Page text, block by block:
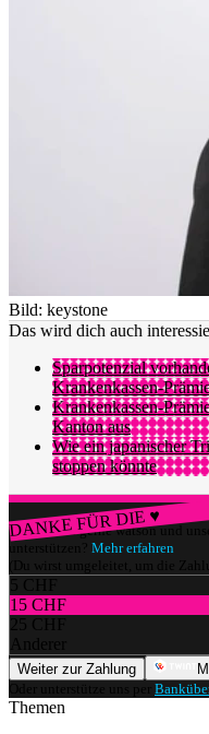
Bild: keystone
Das wird dich auch
Sparpotenzial
Krankenkassen-
Krankenkassen-
Kanton aus
Wie ein japanischer
stoppen könnte
DANKE FÜR DIE ♥
Würdest du gerne watson und
unterstützen? Mehr erfahren
(Du wirst umgeleitet, um die
5 CHF
15 CHF
25 CHF
Anderer
Weiter zur Zahlung
Oder unterstütze uns per
Themen